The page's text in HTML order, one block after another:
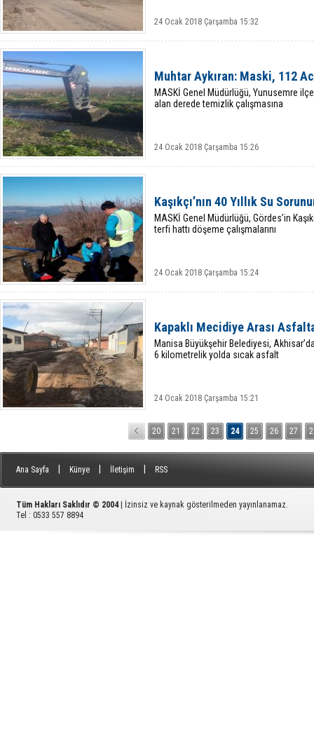
24 Ocak 2018 Çarşamba 15:32
Muhtar Aykıran: Maski, 112
MASKİ Genel Müdürlüğü, Yunusemre
alan derede temizlik çalışmasına
24 Ocak 2018 Çarşamba 15:26
Kaşıkçı’nın 40 Yıllık Su
MASKİ Genel Müdürlüğü, Gördes’in
terfi hattı döşeme çalışmalarını
24 Ocak 2018 Çarşamba 15:24
Kapaklı Mecidiye Arası
Manisa Büyükşehir Belediyesi,
6 kilometrelik yolda sıcak asfalt
24 Ocak 2018 Çarşamba 15:21
20 21 22 23 24 25 26 27
Ana Sayfa Künye İletişim RSS
Tüm Hakları Saklıdır © 2004
| İzinsiz ve kaynak gösterilmeden yayınlanamaz.
Tel : 0533 557 8894